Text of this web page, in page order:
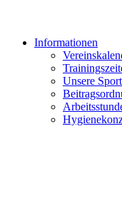
Informationen
Unsere